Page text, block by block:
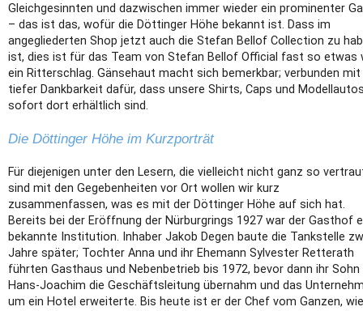
Gleichgesinnten und dazwischen immer wieder ein prominenter
– das ist das, wofür die Döttinger Höhe bekannt ist. Dass im
angegliederten Shop jetzt auch die Stefan Bellof Collection zu
ist, dies ist für das Team von Stefan Bellof Official fast so etwas
ein Ritterschlag. Gänsehaut macht sich bemerkbar; verbunden mit
tiefer Dankbarkeit dafür, dass unsere Shirts, Caps und
sofort dort erhältlich sind.
Die Döttinger Höhe im Kurzporträt
Für diejenigen unter den Lesern, die vielleicht nicht ganz so
sind mit den Gegebenheiten vor Ort wollen wir kurz
zusammenfassen, was es mit der Döttinger Höhe auf sich hat.
Bereits bei der Eröffnung der Nürburgrings 1927 war der Gasthof
bekannte Institution. Inhaber Jakob Degen baute die Tankstelle
Jahre später; Tochter Anna und ihr Ehemann Sylvester Retterath
führten Gasthaus und Nebenbetrieb bis 1972, bevor dann ihr Sohn
Hans-Joachim die Geschäftsleitung übernahm und das
um ein Hotel erweiterte. Bis heute ist er der Chef vom Ganzen, wie